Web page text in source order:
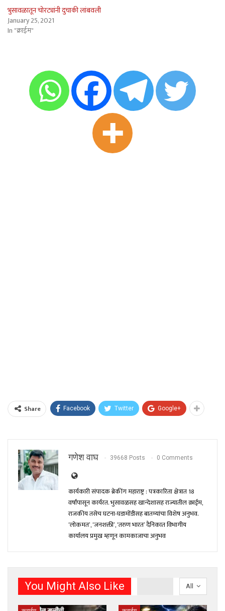
भुसावळातून चोरट्यांनी दुचाकी लांबवली
January 25, 2021
In "क्राईम"
Share Facebook Twitter Google+
गणेश वाघ 39668 Posts 0 Comments
कार्यकारी संपादक ब्रेकींग महाराष्ट्र : पत्रकारिता क्षेत्रात 18
वर्षांपासून कार्यरत. भुसावळसह खान्देशासह राज्यातील क्राईम,
राजकीय तसेच घटना-घडामोंडीसह बातम्यांचा विशेष अनुभव.
‘लोकमत’, ‘जनशक्ती’, ‘तरुण भारत’ दैनिकात विभागीय
कार्यालय प्रमुख म्हणून कामकाजाचा अनुभव
All
You Might Also Like